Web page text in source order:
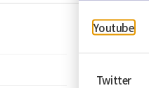
Youtube
Twitter